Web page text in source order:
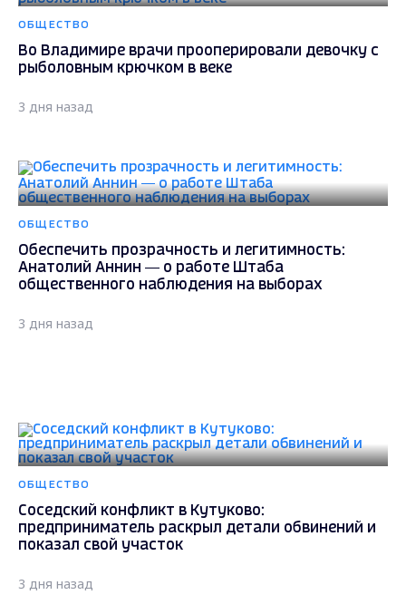
ОБЩЕСТВО
Во Владимире врачи прооперировали девочку с
рыболовным крючком в веке
3 дня назад
ОБЩЕСТВО
Обеспечить прозрачность и легитимность:
Анатолий Аннин — о работе Штаба
общественного наблюдения на выборах
3 дня назад
ОБЩЕСТВО
Соседский конфликт в Кутуково:
предприниматель раскрыл детали обвинений и
показал свой участок
3 дня назад